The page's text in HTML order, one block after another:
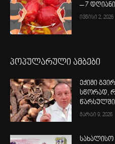
– 7
ივნისი 2, 2026
პოპულარული ამბები
ექიმი
სწორად,
მარტი 9, 2026